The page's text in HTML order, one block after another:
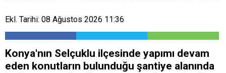
Ekl. Tarihi: 08 Ağustos 2026 11:36
Konya'nın Selçuklu ilçesinde yapımı devam
eden konutların bulunduğu şantiye alanında